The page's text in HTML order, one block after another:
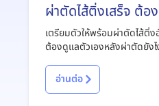
ผ่าตัดไส้ติ่งเสร็จ ต้อ
?
เตรียมตัวให้พร้อมผ่าตัดไส้ติ่ง
ต้องดูแลตัวเองหลังผ่าตัดยังไ
อ่านต่อ